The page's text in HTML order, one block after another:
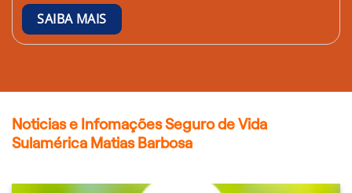
SAIBA MAIS
Noticias e Infomações Seguro de Vida
Sulamérica Matias Barbosa